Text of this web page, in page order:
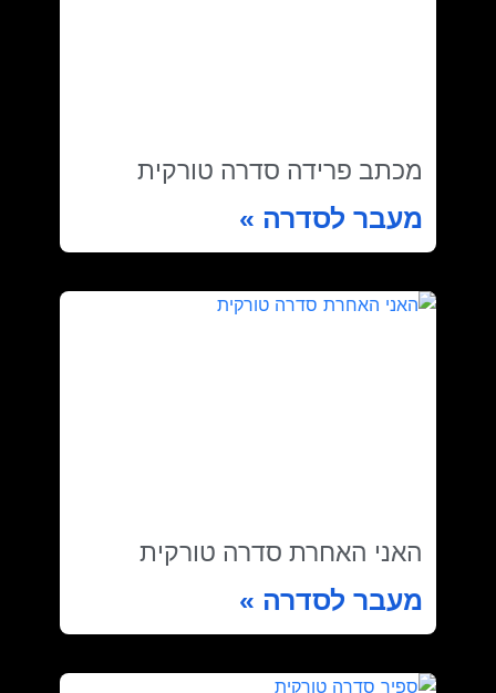
מכתב פרידה סדרה טורקית
מעבר לסדרה »
האני האחרת סדרה טורקית
מעבר לסדרה »